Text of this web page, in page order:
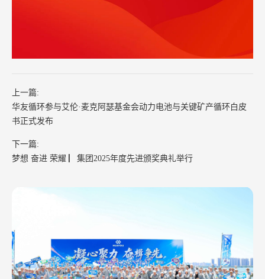
上一篇:
华友循环参与艾伦·麦克阿瑟基金会动力电池与关键矿产循环白皮
书正式发布
下一篇:
梦想 奋进 荣耀 ▏集团2025年度先进颁奖典礼举行